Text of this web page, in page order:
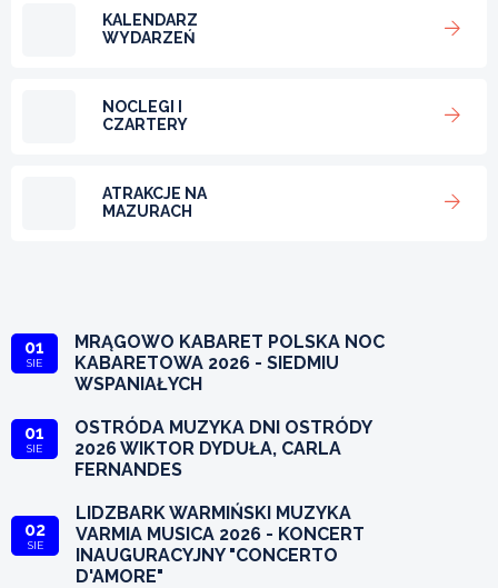
KALENDARZ
WYDARZEŃ
NOCLEGI I
CZARTERY
ATRAKCJE NA
MAZURACH
01
SIE
MRĄGOWO KABARET POLSKA NOC
KABARETOWA 2026 - SIEDMIU
WSPANIAŁYCH
01
SIE
OSTRÓDA MUZYKA DNI OSTRÓDY
2026 WIKTOR DYDUŁA, CARLA
FERNANDES
02
SIE
LIDZBARK WARMIŃSKI MUZYKA
VARMIA MUSICA 2026 - KONCERT
INAUGURACYJNY "CONCERTO
D'AMORE"